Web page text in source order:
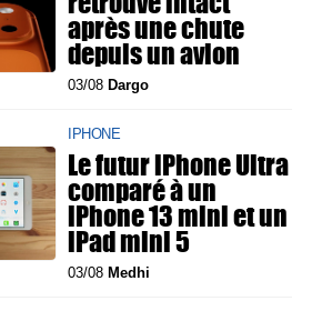
après une chute
depuis un avion
03/08 Dargo
IPHONE
Le futur iPhone Ultra
comparé à un
iPhone 13 mini et un
iPad mini 5
03/08 Medhi